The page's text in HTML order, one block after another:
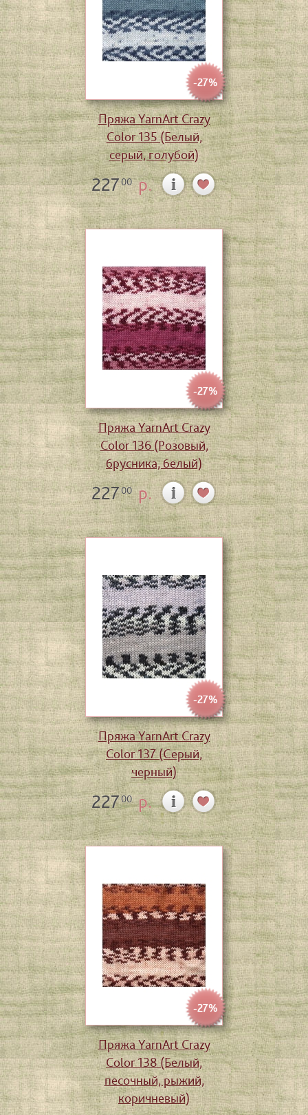
-27%
Пряжа YarnArt Crazy
Color 135 (Белый,
серый, голубой)
22700р.
-27%
Пряжа YarnArt Crazy
Color 136 (Розовый,
брусника, белый)
22700р.
-27%
Пряжа YarnArt Crazy
Color 137 (Серый,
черный)
22700р.
-27%
Пряжа YarnArt Crazy
Color 138 (Белый,
песочный, рыжий,
коричневый)